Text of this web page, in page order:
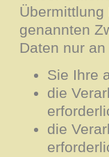
genannten
Daten nur
Sie Ihre
die
die